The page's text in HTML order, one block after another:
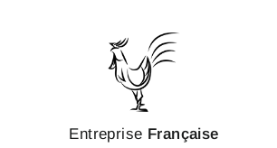
Entreprise Française